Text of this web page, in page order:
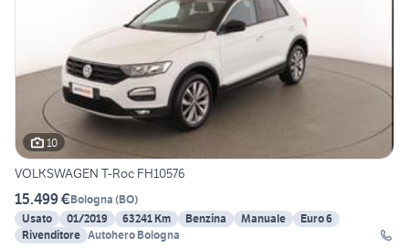
10
VOLKSWAGEN T-Roc FH10576
15.499 €Bologna (BO)
Usato
01/2019 63241 Km Benzina Manuale
Euro 6
Rivenditore Autohero Bologna